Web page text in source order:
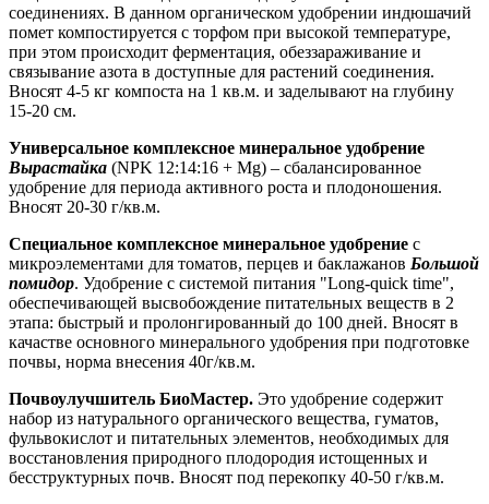
соединениях. В данном органическом удобрении индюшачий
помет компостируется с торфом при высокой температуре,
при этом происходит ферментация, обеззараживание и
связывание азота в доступные для растений соединения.
Вносят 4-5 кг компоста на 1 кв.м. и заделывают на глубину
15-20 см.
Универсальное комплексное минеральное удобрение
Вырастайка (NPK 12:14:16 + Mg) – сбалансированное
удобрение для периода активного роста и плодоношения.
Вносят 20-30 г/кв.м.
Специальное комплексное минеральное удобрение с
микроэлементами для томатов, перцев и баклажанов Большой
помидор. Удобрение с системой питания "Long-quick time",
обеспечивающей высвобождение питательных веществ в 2
этапа: быстрый и пролонгированный до 100 дней. Вносят в
качастве основного минерального удобрения при подготовке
почвы, норма внесения 40г/кв.м.
Почвоулучшитель БиоМастер. Это удобрение содержит
набор из натурального органического вещества, гуматов,
фульвокислот и питательных элементов, необходимых для
восстановления природного плодородия истощенных и
бесструктурных почв. Вносят под перекопку 40-50 г/кв.м.